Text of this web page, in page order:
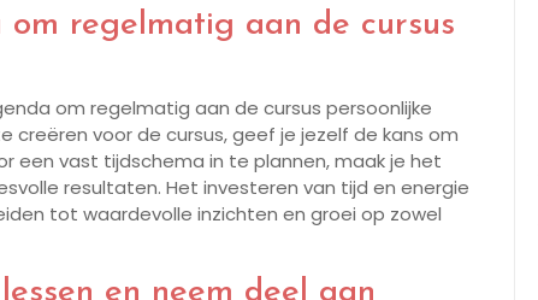
regelmatig aan de cursus
om regelmatig aan de cursus persoonlijke
creëren voor de cursus, geef je jezelf de kans om
een vast tijdschema in te plannen, maak je het
resultaten. Het investeren van tijd en energie
tot waardevolle inzichten en groei op zowel
en neem deel aan